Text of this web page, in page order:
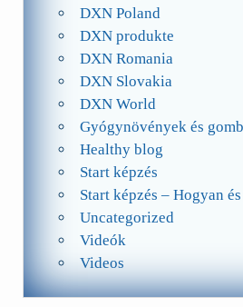
DXN Poland
DXN produkte
DXN Romania
DXN Slovakia
DXN World
Gyógynövények és
Healthy blog
Start képzés
Start képzés – Hogyan
Uncategorized
Videók
Videos